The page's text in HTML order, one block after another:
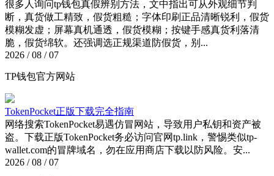
很多人询问tp钱包真假辨别方法，文中指出可从外观细节判
断，真货做工精致，假货粗糙；字体印刷正品清晰锐利，假货
模糊发虚；屏幕真机通透，假货模糊；按键手感真货利落清
脆，假货绵软。还强调选正规渠道防假货，别...
2026 / 08 / 07
TP钱包官方网站
TokenPocket正版下载完全指南
网络搜索TokenPocket易遇仿冒网站，导致用户私钥和资产被
盗。下载正版TokenPocket务必访问官网tp.link，警惕类似tp-
wallet.com的冒牌域名，勿在应用商店下载以防风险。安...
2026 / 08 / 07